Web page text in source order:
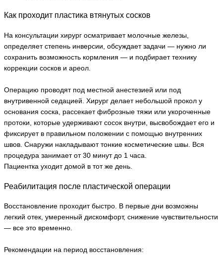
Как проходит пластика втянутых сосков
На консультации хирург осматривает молочные железы,
определяет степень инверсии, обсуждает задачи — нужно ли
сохранить возможность кормления — и подбирает технику
коррекции сосков и ареол.
Операцию проводят под местной анестезией или под
внутривенной седацией. Хирург делает небольшой прокол у
основания соска, рассекает фиброзные тяжи или укороченные
протоки, которые удерживают сосок внутри, высвобождает его и
фиксирует в правильном положении с помощью внутренних
швов. Снаружи накладывают тонкие косметические швы. Вся
процедура занимает от 30 минут до 1 часа.
Пациентка уходит домой в тот же день.
Реабилитация после пластической операции
Восстановление проходит быстро. В первые дни возможны
легкий отек, умеренный дискомфорт, снижение чувствительности
— все это временно.
Рекомендации на период восстановления: